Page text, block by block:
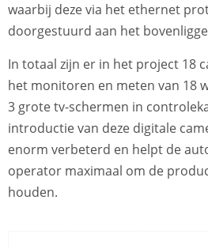
waarbij deze via het ethernet
doorgestuurd aan het
In totaal zijn er in het project 18
het monitoren en meten van 18
3 grote tv-schermen in
introductie van deze digitale
enorm verbeterd en helpt de
operator maximaal om de
houden.